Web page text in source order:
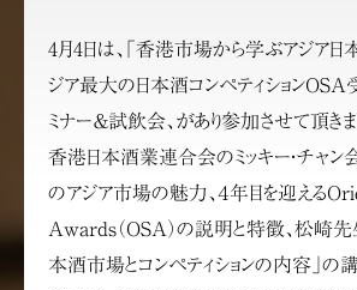
4月4日は、「香港市場から学ぶアジア日
ジア最大の日本酒コンペティションOSA
ミナー＆試飲会、があり参加させて頂きま
香港日本酒業連合会のミッキー・チャン
のアジア市場の魅力、４年目を迎える
Awards（OSA）の説明と特徴、松崎先
本酒市場とコンペティションの内容」の講